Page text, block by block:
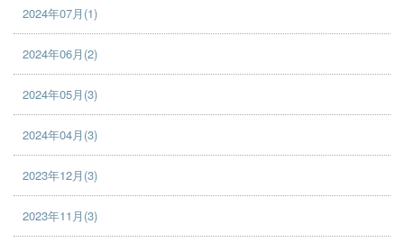
2024年07月(1)
2024年06月(2)
2024年05月(3)
2024年04月(3)
2023年12月(3)
2023年11月(3)